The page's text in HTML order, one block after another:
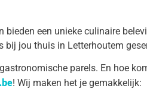
bieden een unieke culinaire
bij jou thuis in Letterhoutem
parels. En hoe
! Wij maken het je gemakkelijk: